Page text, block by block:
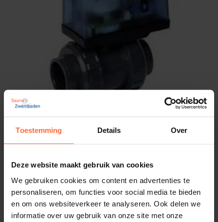
Toestemming Details Over
Deze website maakt gebruik van cookies
We gebruiken cookies om content en advertenties te
personaliseren, om functies voor social media te bieden
en om ons websiteverkeer te analyseren. Ook delen we
informatie over uw gebruik van onze site met onze
2-Weg kogelkraan 50 mm met servomotor
419,95